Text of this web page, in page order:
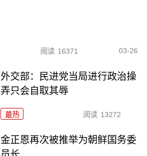
阅读 16371 03-26
外交部：民进党当局进行政治操
弄只会自取其辱
最热 阅读 13272
金正恩再次被推举为朝鲜国务委